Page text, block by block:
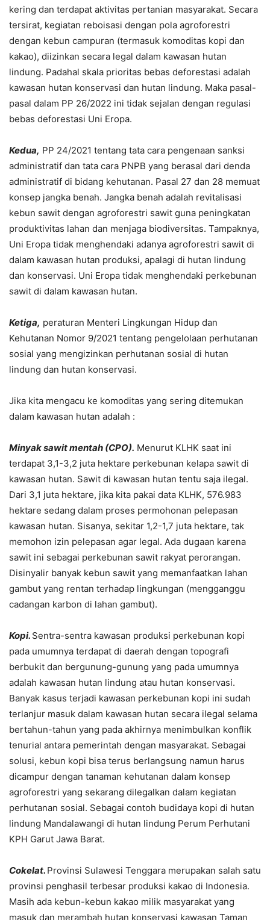
kering dan terdapat aktivitas pertanian masyarakat. Secara
tersirat, kegiatan reboisasi dengan pola agroforestri
dengan kebun campuran (termasuk komoditas kopi dan
kakao), diizinkan secara legal dalam kawasan hutan
lindung. Padahal skala prioritas bebas deforestasi adalah
kawasan hutan konservasi dan hutan lindung. Maka pasal-
pasal dalam PP 26/2022 ini tidak sejalan dengan regulasi
bebas deforestasi Uni Eropa.
Kedua, PP 24/2021 tentang tata cara pengenaan sanksi
administratif dan tata cara PNPB yang berasal dari denda
administratif di bidang kehutanan. Pasal 27 dan 28 memuat
konsep jangka benah. Jangka benah adalah revitalisasi
kebun sawit dengan agroforestri sawit guna peningkatan
produktivitas lahan dan menjaga biodiversitas. Tampaknya,
Uni Eropa tidak menghendaki adanya agroforestri sawit di
dalam kawasan hutan produksi, apalagi di hutan lindung
dan konservasi. Uni Eropa tidak menghendaki perkebunan
sawit di dalam kawasan hutan.
Ketiga, peraturan Menteri Lingkungan Hidup dan
Kehutanan Nomor 9/2021 tentang pengelolaan perhutanan
sosial yang mengizinkan perhutanan sosial di hutan
lindung dan hutan konservasi.
Jika kita mengacu ke komoditas yang sering ditemukan
dalam kawasan hutan adalah :
Minyak sawit mentah (CPO). Menurut KLHK saat ini
terdapat 3,1-3,2 juta hektare perkebunan kelapa sawit di
kawasan hutan. Sawit di kawasan hutan tentu saja ilegal.
Dari 3,1 juta hektare, jika kita pakai data KLHK, 576.983
hektare sedang dalam proses permohonan pelepasan
kawasan hutan. Sisanya, sekitar 1,2-1,7 juta hektare, tak
memohon izin pelepasan agar legal. Ada dugaan karena
sawit ini sebagai perkebunan sawit rakyat perorangan.
Disinyalir banyak kebun sawit yang memanfaatkan lahan
gambut yang rentan terhadap lingkungan (mengganggu
cadangan karbon di lahan gambut).
Kopi. Sentra-sentra kawasan produksi perkebunan kopi
pada umumnya terdapat di daerah dengan topografi
berbukit dan bergunung-gunung yang pada umumnya
adalah kawasan hutan lindung atau hutan konservasi.
Banyak kasus terjadi kawasan perkebunan kopi ini sudah
terlanjur masuk dalam kawasan hutan secara ilegal selama
bertahun-tahun yang pada akhirnya menimbulkan konflik
tenurial antara pemerintah dengan masyarakat. Sebagai
solusi, kebun kopi bisa terus berlangsung namun harus
dicampur dengan tanaman kehutanan dalam konsep
agroforestri yang sekarang dilegalkan dalam kegiatan
perhutanan sosial. Sebagai contoh budidaya kopi di hutan
lindung Mandalawangi di hutan lindung Perum Perhutani
KPH Garut Jawa Barat.
Cokelat. Provinsi Sulawesi Tenggara merupakan salah satu
provinsi penghasil terbesar produksi kakao di Indonesia.
Masih ada kebun-kebun kakao milik masyarakat yang
masuk dan merambah hutan konservasi kawasan Taman